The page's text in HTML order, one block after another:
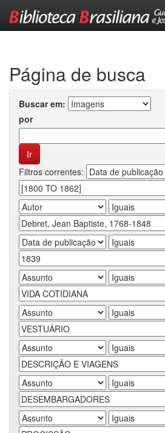
Página de busca
Buscar em:
por
Filtros correntes: